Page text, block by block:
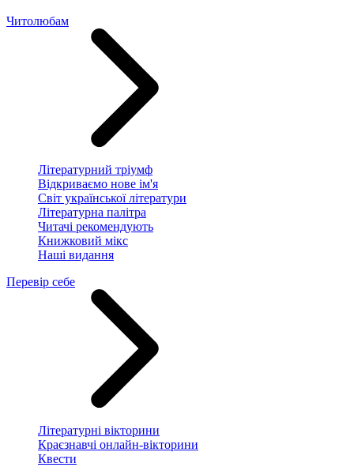
Читолюбам
Літературний тріумф
Відкриваємо нове ім'я
Світ української літератури
Літературна палітра
Читачі рекомендують
Книжковий мікс
Наші видання
Перевір себе
Літературні вікторини
Краєзнавчі онлайн-вікторини
Квести